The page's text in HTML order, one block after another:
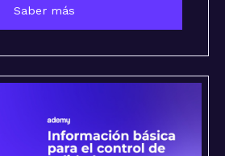
Saber más